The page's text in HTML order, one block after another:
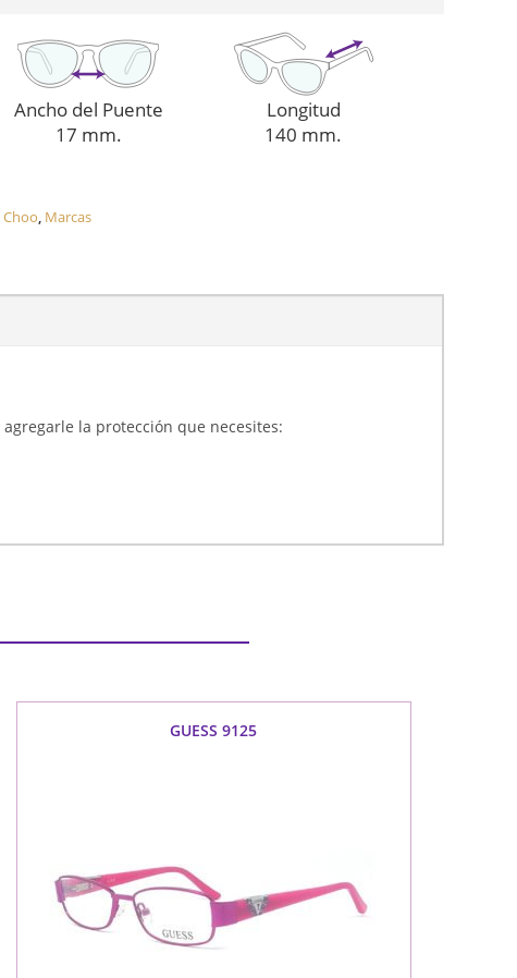
Ancho del Puente
17 mm.
Longitud
140 mm.
Choo, Marcas
la protección que necesites:
GUESS 9125